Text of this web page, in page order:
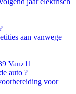
jaar elektrisch
aan vanwege
Vanz11
auto ?
voor